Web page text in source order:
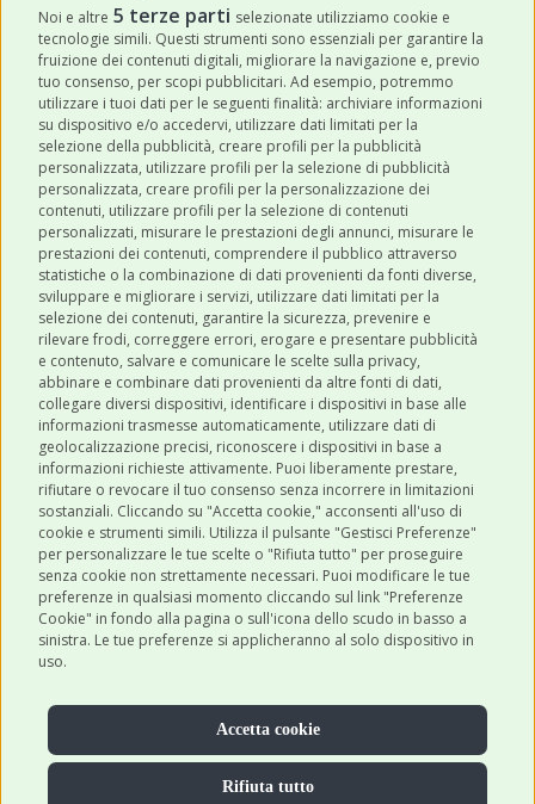
Noi e altre 5 terze parti selezionate utilizziamo cookie e
tecnologie simili. Questi strumenti sono essenziali per garantire la
fruizione dei contenuti digitali, migliorare la navigazione e, previo
tuo consenso, per scopi pubblicitari. Ad esempio, potremmo
utilizzare i tuoi dati per le seguenti finalità: archiviare informazioni
su dispositivo e/o accedervi, utilizzare dati limitati per la
selezione della pubblicità, creare profili per la pubblicità
personalizzata, utilizzare profili per la selezione di pubblicità
personalizzata, creare profili per la personalizzazione dei
contenuti, utilizzare profili per la selezione di contenuti
personalizzati, misurare le prestazioni degli annunci, misurare le
prestazioni dei contenuti, comprendere il pubblico attraverso
statistiche o la combinazione di dati provenienti da fonti diverse,
sviluppare e migliorare i servizi, utilizzare dati limitati per la
selezione dei contenuti, garantire la sicurezza, prevenire e
rilevare frodi, correggere errori, erogare e presentare pubblicità
e contenuto, salvare e comunicare le scelte sulla privacy,
abbinare e combinare dati provenienti da altre fonti di dati,
collegare diversi dispositivi, identificare i dispositivi in base alle
informazioni trasmesse automaticamente, utilizzare dati di
geolocalizzazione precisi, riconoscere i dispositivi in base a
informazioni richieste attivamente. Puoi liberamente prestare,
rifiutare o revocare il tuo consenso senza incorrere in limitazioni
sostanziali. Cliccando su "Accetta cookie," acconsenti all'uso di
cookie e strumenti simili. Utilizza il pulsante "Gestisci Preferenze"
per personalizzare le tue scelte o "Rifiuta tutto" per proseguire
senza cookie non strettamente necessari. Puoi modificare le tue
preferenze in qualsiasi momento cliccando sul link "Preferenze
Cookie" in fondo alla pagina o sull'icona dello scudo in basso a
sinistra. Le tue preferenze si applicheranno al solo dispositivo in
uso.
Accetta cookie
Rifiuta tutto
Acconsento a ricevere newsletter,
aggiornamenti e offerte promozionali da
Robinson Pet Shop tramite email.*
ULTIMI POST
CATEGORIE
SHOP ONLINE
CONTATTI
0543 096850
Contattaci